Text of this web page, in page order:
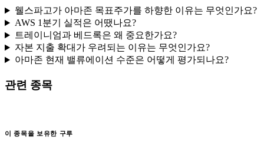
웰스파고가 아마존 목표주가를 하향한 이유는 무엇인가요?
AWS 1분기 실적은 어땠나요?
트레이니엄과 베드록은 왜 중요한가요?
자본 지출 확대가 우려되는 이유는 무엇인가요?
아마존 현재 밸류에이션 수준은 어떻게 평가되나요?
관련 종목
이 종목을 보유한 구루